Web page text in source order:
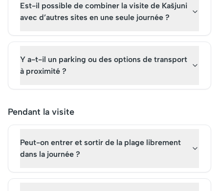
Est-il possible de combiner la visite de Kašjuni
avec d’autres sites en une seule journée ?
Y a-t-il un parking ou des options de transport
à proximité ?
Pendant la visite
Peut-on entrer et sortir de la plage librement
dans la journée ?